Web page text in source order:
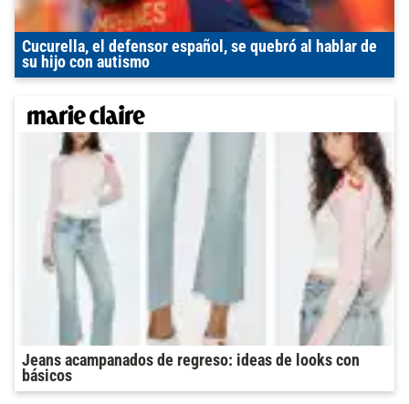
Cucurella, el defensor español, se quebró al hablar de
su hijo con autismo
Jeans acampanados de regreso: ideas de looks con
básicos